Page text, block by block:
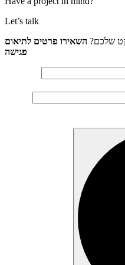
השאירו פרטים לתיאום